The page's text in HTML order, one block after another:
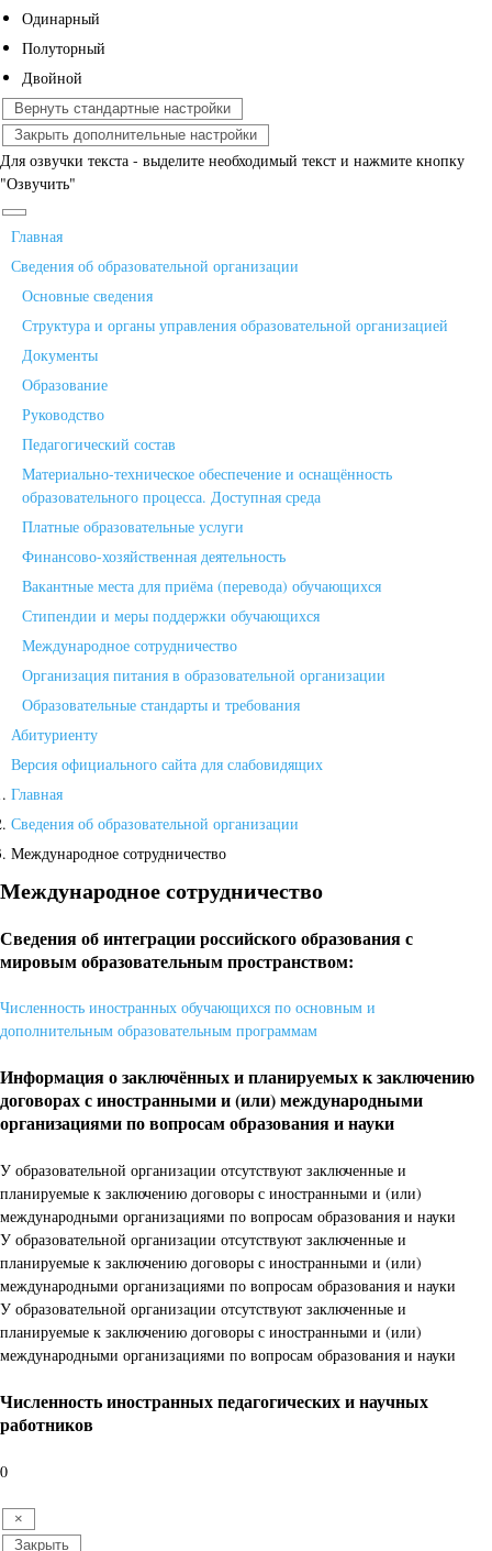
Одинарный
Полуторный
Двойной
Вернуть стандартные настройки
Закрыть дополнительные настройки
Для озвучки текста - выделите необходимый текст и нажмите кнопку
"Озвучить"
Главная
Сведения об образовательной организации
Основные сведения
Структура и органы управления образовательной организацией
Документы
Образование
Руководство
Педагогический состав
Материально-техническое обеспечение и оснащённость
образовательного процесса. Доступная среда
Платные образовательные услуги
Финансово-хозяйственная деятельность
Вакантные места для приёма (перевода) обучающихся
Стипендии и меры поддержки обучающихся
Международное сотрудничество
Организация питания в образовательной организации
Образовательные стандарты и требования
Абитуриенту
Версия официального сайта для слабовидящих
Главная
Сведения об образовательной организации
Международное сотрудничество
Международное сотрудничество
Сведения об интеграции российского образования с
мировым образовательным пространством:
Численность иностранных обучающихся по основным и
дополнительным образовательным программам
Информация о заключённых и планируемых к заключению
договорах с иностранными и (или) международными
организациями по вопросам образования и науки
У образовательной организации отсутствуют заключенные и
планируемые к заключению договоры с иностранными и (или)
международными организациями по вопросам образования и науки
У образовательной организации отсутствуют заключенные и
планируемые к заключению договоры с иностранными и (или)
международными организациями по вопросам образования и науки
У образовательной организации отсутствуют заключенные и
планируемые к заключению договоры с иностранными и (или)
международными организациями по вопросам образования и науки
Численность иностранных педагогических и научных
работников
0
×
Закрыть